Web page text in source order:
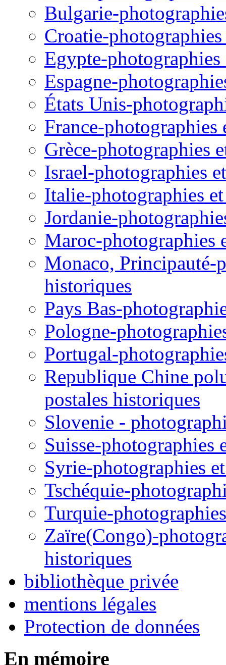
Bulgarie-
Croatie-
Egypte-photographies
Espagne-
États Unis-
France-photographies
Grèce-photographies
Israel-photographies
Italie-photographies
Jordanie-
Maroc-photographies
Monaco, Principauté-
historiques
Pays Bas-
Pologne-
Portugal-
Republique Chine
postales historiques
Slovenie -
Suisse-photographies
Syrie-photographies
Tschéquie-
Turquie-
Zaïre(Congo)-
historiques
bibliothèque privée
mentions légales
Protection de données
En mémoire